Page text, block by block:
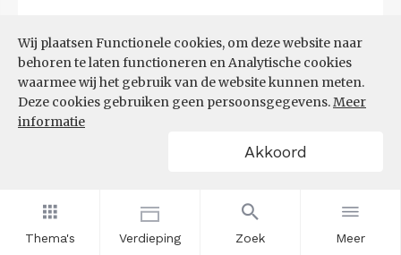
Thema's Verdieping Zoek Meer
Wij plaatsen Functionele cookies, om deze website naar
behoren te laten functioneren en Analytische cookies
waarmee wij het gebruik van de website kunnen meten.
Deze cookies gebruiken geen persoonsgegevens.Meer
informatie
Akkoord
CBS microdata (EBB)(09-03-2026)
AANDEEL NEETS NAAR REGIO
(%)